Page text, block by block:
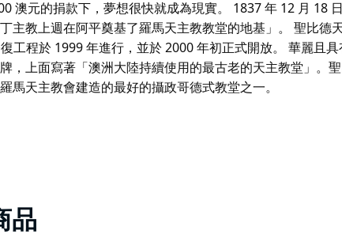
澳元的捐款下，夢想很快就成為現實。 1837 年 12 月 18
主教上週在阿平奠基了羅馬天主教教堂的地基」。 聖比德
工程於 1999 年進行，並於 2000 年初正式開放。 華麗且
，上面寫著「澳洲大陸持續使用的最古老的天主教堂」。
馬天主教會建造的最好的攝政哥德式教堂之一。
，神父。 1835 年，約翰·薩默 (John Summer) 被任命為阿
年 10 月 8 日正式開放。修復工程於 1999 年進行，並於
品